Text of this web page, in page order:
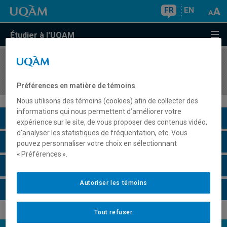
FR EN
Étudier à l'UQAM
COURS//
Description du cours
Horaire - Été 2026
Préférences en matière de témoins
Nous utilisons des témoins (cookies) afin de collecter des
informations qui nous permettent d’améliorer votre
expérience sur le site, de vous proposer des contenus vidéo,
d’analyser les statistiques de fréquentation, etc. Vous
pouvez personnaliser votre choix en sélectionnant
« Préférences ».
Tout refuser
Autoriser les témoins